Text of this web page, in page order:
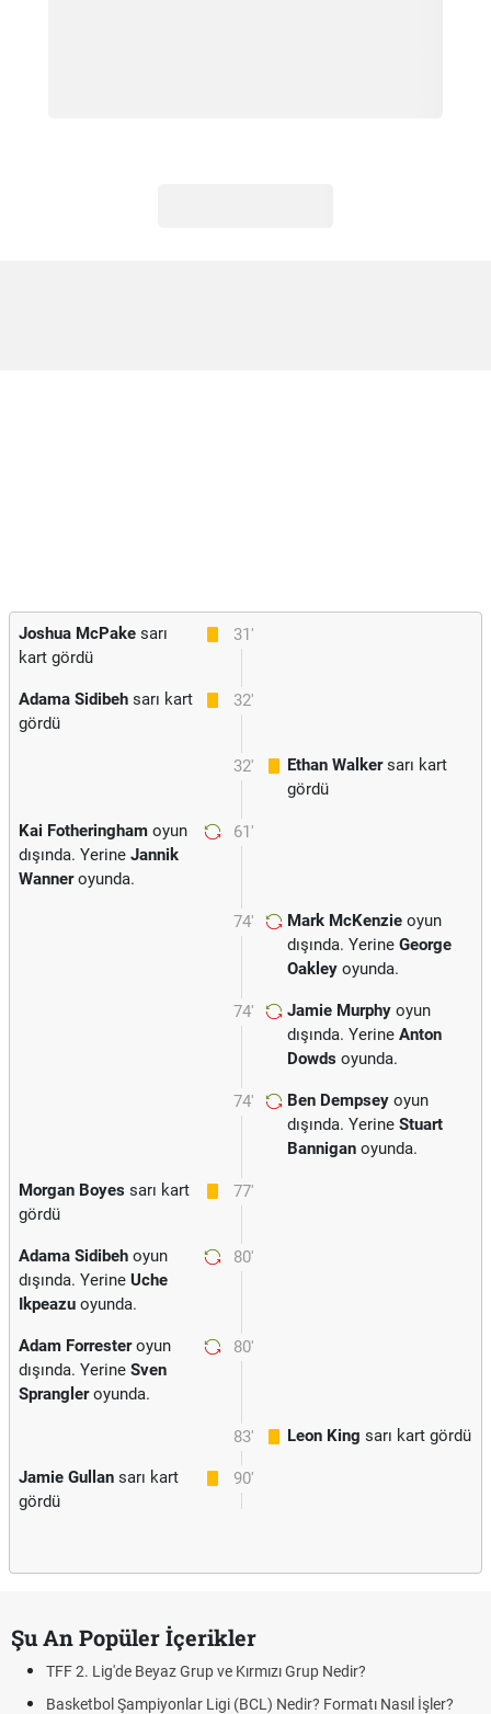
31'
Joshua McPake sarı
kart gördü
32'
Adama Sidibeh sarı kart
gördü
32' Ethan Walkersarı kart
gördü
61'
Kai Fotheringham oyun
dışında. Yerine Jannik
Wanneroyunda.
74' Mark McKenzie oyun
dışında. Yerine George
Oakley oyunda.
74' Jamie Murphy oyun
dışında. Yerine Anton
Dowds oyunda.
74' Ben Dempsey oyun
dışında. Yerine Stuart
Bannigan oyunda.
77'
Morgan Boyes sarı kart
gördü
80'
Adama Sidibeh oyun
dışında. Yerine Uche
Ikpeazu oyunda.
80'
Adam Forresteroyun
dışında. Yerine Sven
Sprangleroyunda.
83' Leon King sarı kart gördü
90'
Jamie Gullan sarı kart
gördü
Şu An Popüler İçerikler
TFF 2. Lig'de Beyaz Grup ve Kırmızı Grup Nedir?
Basketbol Şampiyonlar Ligi (BCL) Nedir? Formatı Nasıl İşler?